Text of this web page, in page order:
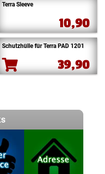
Terra Sleeve
10,90
Schutzhülle für Terra PAD 1201
39,90